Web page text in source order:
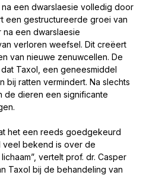
een dwarslaesie volledig door
een gestructureerde groei van
na een dwarslaesie
verloren weefsel. Dit creëert
van nieuwe zenuwcellen. De
Taxol, een geneesmiddel
ratten vermindert. Na slechts
de dieren een significante
het een reeds goedgekeurd
veel bekend is over de
vertelt prof. dr. Casper
Taxol bij de behandeling van